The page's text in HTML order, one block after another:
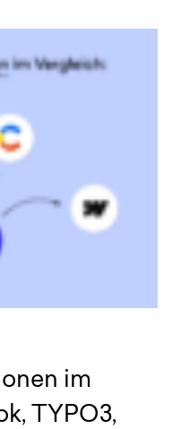
im
TYPO3,